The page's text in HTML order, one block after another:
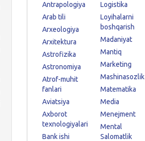
Antrapologiya
Arab tili
Arxeologiya
Arxitektura
Astrofizika
Astronomiya
Atrof-muhit
fanlari
Aviatsiya
Axborot
texnologiyalari
Bank ishi
Logistika
Loyihalarni
boshqarish
Madaniyat
Mantiq
Marketing
Mashinasozlik
Matematika
Media
Menejment
Mental
Salomatlik